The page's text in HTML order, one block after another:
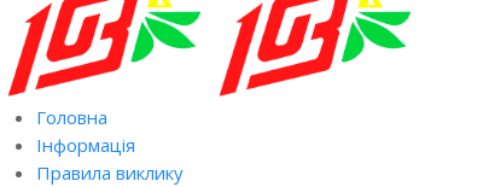
Головна
Інформація
Правила виклику